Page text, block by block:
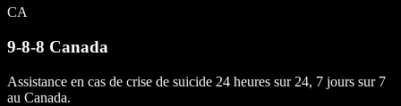
CA
9-8-8 Canada
Assistance en cas de crise de suicide 24 heures sur 24, 7 jours sur 7
au Canada.